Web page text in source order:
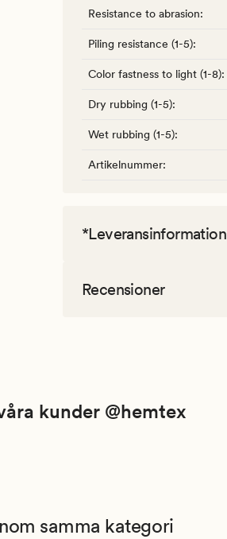
Resistance to abrasion:
Piling resistance (1-5):
Color fastness to light (1-8):
Dry rubbing (1-5):
Wet rubbing (1-5):
Artikelnummer:
*Leveransinformation
Recensioner
kunder @hemtex
samma kategori